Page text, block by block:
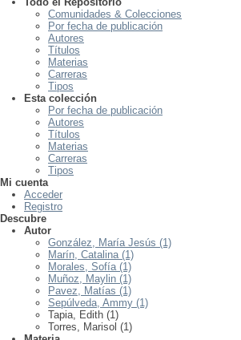
Comunidades & Colecciones
Por fecha de publicación
Autores
Títulos
Materias
Carreras
Tipos
Esta colección
Por fecha de publicación
Autores
Títulos
Materias
Carreras
Tipos
Mi cuenta
Acceder
Registro
Descubre
Autor
González, María Jesús (1)
Marín, Catalina (1)
Morales, Sofía (1)
Muñoz, Maylin (1)
Pavez, Matías (1)
Sepúlveda, Ammy (1)
Tapia, Edith (1)
Torres, Marisol (1)